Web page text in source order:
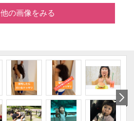
他の画像をみる